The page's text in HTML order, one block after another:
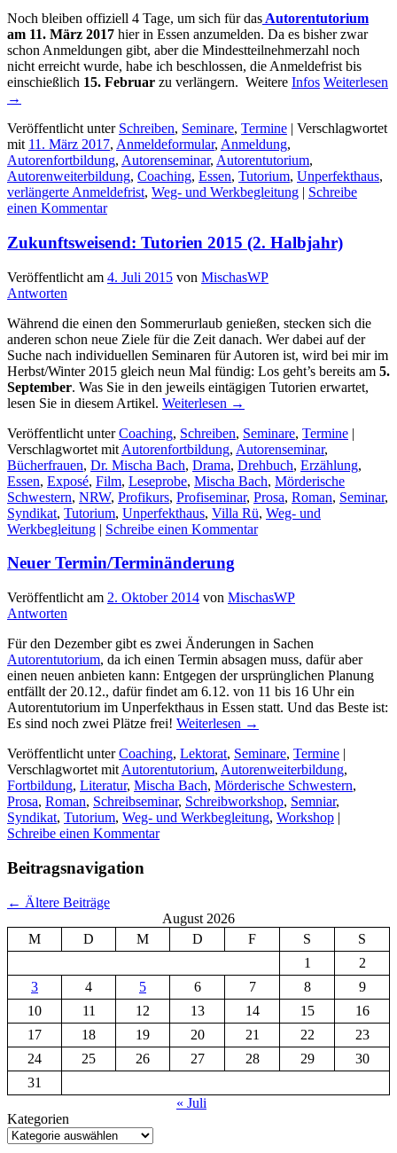
Noch bleiben offiziell 4 Tage, um sich für das Autorentutorium
am 11. März 2017 hier in Essen anzumelden. Da es bisher zwar
schon Anmeldungen gibt, aber die Mindestteilnehmerzahl noch
nicht erreicht wurde, habe ich beschlossen, die Anmeldefrist bis
einschießlich 15. Februar zu verlängern. Weitere Infos Weiterlesen
→
Veröffentlicht unter Schreiben, Seminare, Termine | Verschlagwortet
mit 11. März 2017, Anmeldeformular, Anmeldung,
Autorenfortbildung, Autorenseminar, Autorentutorium,
Autorenweiterbildung, Coaching, Essen, Tutorium, Unperfekthaus,
verlängerte Anmeldefrist, Weg- und Werkbegleitung | Schreibe
einen Kommentar
Zukunftsweisend: Tutorien 2015 (2. Halbjahr)
Veröffentlicht am 4. Juli 2015 von MischasWP
Antworten
Während die einen den Sommerurlaub genießen, stecken sich die
anderen schon neue Ziele für die Zeit danach. Wer dabei auf der
Suche nach individuellen Seminaren für Autoren ist, wird bei mir im
Herbst/Winter 2015 gleich neun Mal fündig: Los geht’s bereits am 5.
September. Was Sie in den jeweils eintägigen Tutorien erwartet,
lesen Sie in diesem Artikel. Weiterlesen →
Veröffentlicht unter Coaching, Schreiben, Seminare, Termine |
Verschlagwortet mit Autorenfortbildung, Autorenseminar,
Bücherfrauen, Dr. Mischa Bach, Drama, Drehbuch, Erzählung,
Essen, Exposé, Film, Leseprobe, Mischa Bach, Mörderische
Schwestern, NRW, Profikurs, Profiseminar, Prosa, Roman, Seminar,
Syndikat, Tutorium, Unperfekthaus, Villa Rü, Weg- und
Werkbegleitung | Schreibe einen Kommentar
Neuer Termin/Terminänderung
Veröffentlicht am 2. Oktober 2014 von MischasWP
Antworten
Für den Dezember gibt es zwei Änderungen in Sachen
Autorentutorium, da ich einen Termin absagen muss, dafür aber
einen neuen anbieten kann: Entgegen der ursprünglichen Planung
entfällt der 20.12., dafür findet am 6.12. von 11 bis 16 Uhr ein
Autorentutorium im Unperfekthaus in Essen statt. Und das Beste ist:
Es sind noch zwei Plätze frei! Weiterlesen →
Veröffentlicht unter Coaching, Lektorat, Seminare, Termine |
Verschlagwortet mit Autorentutorium, Autorenweiterbildung,
Fortbildung, Literatur, Mischa Bach, Mörderische Schwestern,
Prosa, Roman, Schreibseminar, Schreibworkshop, Semniar,
Syndikat, Tutorium, Weg- und Werkbegleitung, Workshop |
Schreibe einen Kommentar
Beitragsnavigation
← Ältere Beiträge
August 2026
M
D M D F S
S
1
2
3
4 5 6 7 8
9
10
11 12 13 14 15
16
17
18 19 20 21 22
23
24
25 26 27 28 29
30
31
« Juli
Kategorien